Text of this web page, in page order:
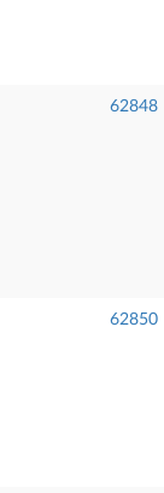
62848
62850